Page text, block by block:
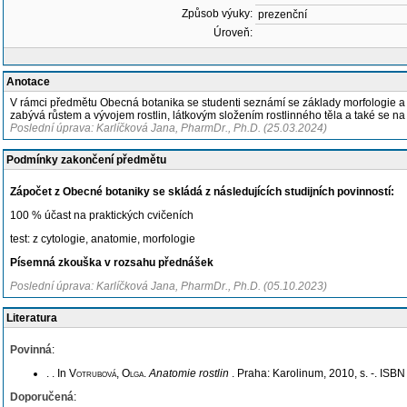
Způsob výuky: prezenční
Úroveň:
Anotace
V rámci předmětu Obecná botanika se studenti seznámí se základy
zabývá růstem a vývojem rostlin, látkovým složením rostlinného těla a také se
Poslední úprava: Karlíčková Jana, PharmDr., Ph.D. (25.03.2024)
Podmínky zakončení předmětu
Zápočet z Obecné botaniky se skládá z následujících studijních povinností:
100 % účast na praktických cvičeních
test: z cytologie, anatomie, morfologie
Písemná zkouška v rozsahu přednášek
Poslední úprava: Karlíčková Jana, PharmDr., Ph.D. (05.10.2023)
Literatura
Povinná:
. . In Votrubová, Olga.Anatomie rostlin . Praha: Karolinum, 2010, s. -.
Doporučená: